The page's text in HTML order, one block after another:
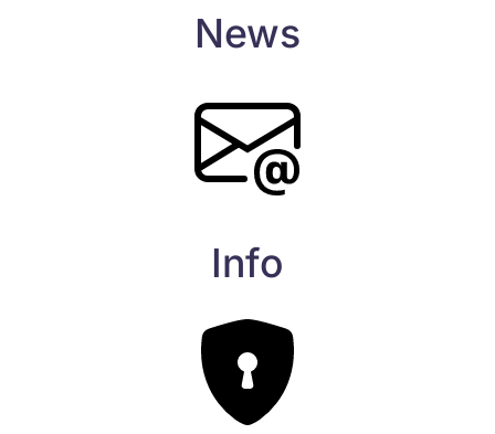
News
Info